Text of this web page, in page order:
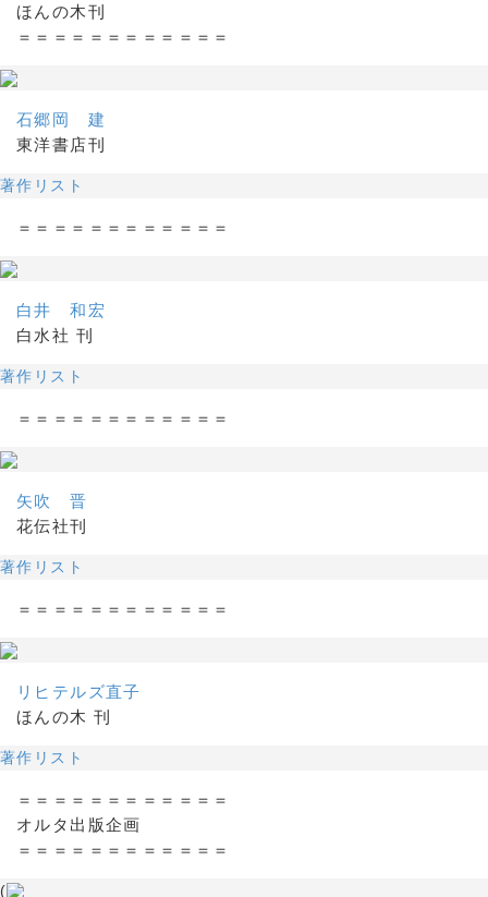
ほんの木刊
＝＝＝＝＝＝＝＝＝＝＝＝
石郷岡 建
東洋書店刊
著作リスト
＝＝＝＝＝＝＝＝＝＝＝＝
白井 和宏
白水社 刊
著作リスト
＝＝＝＝＝＝＝＝＝＝＝＝
矢吹 晋
花伝社刊
著作リスト
＝＝＝＝＝＝＝＝＝＝＝＝
リヒテルズ直子
ほんの木 刊
著作リスト
＝＝＝＝＝＝＝＝＝＝＝＝
オルタ出版企画
＝＝＝＝＝＝＝＝＝＝＝＝
(